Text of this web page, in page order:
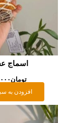
اسماج عشق
تومان۱۰۰۰۰۰
افزودن به سبد